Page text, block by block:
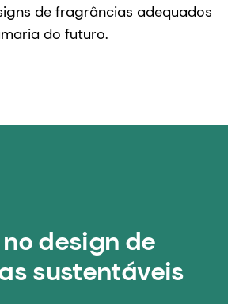
de fragrâncias adequados
do futuro.
design de
sustentáveis